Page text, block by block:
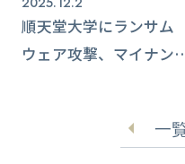
順天堂大学にランサム
ウェア攻撃、マイナン
一